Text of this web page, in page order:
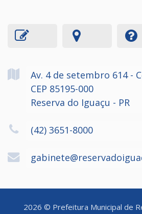
Av. 4 de setembro 614 -
CEP 85195-000
Reserva do Iguaçu - PR
(42) 3651-8000
2026 © Prefeitura Municipal de